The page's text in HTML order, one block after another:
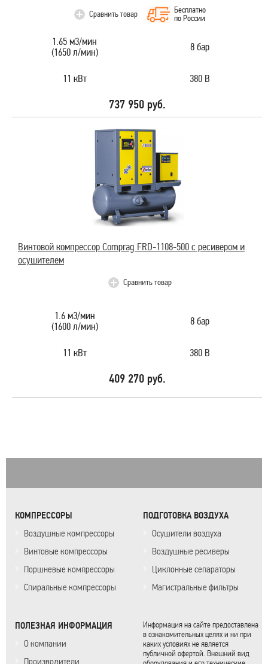
Сравнить товар
Бесплатно
по России
1.65 м3/мин
(1650 л/мин)
8 бар
11 кВт 380 В
737 950 руб.
Винтовой компрессор Comprag FRD-1108-500 с ресивером и
осушителем
Сравнить товар
1.6 м3/мин
(1600 л/мин)
8 бар
11 кВт 380 В
409 270 руб.
КОМПРЕССОРЫ
Воздушные компрессоры
Винтовые компрессоры
Поршневые компрессоры
Спиральные компрессоры
ПОДГОТОВКА ВОЗДУХА
Осушители воздуха
Воздушные ресиверы
Циклонные сепараторы
Магистральные фильтры
ПОЛЕЗНАЯ ИНФОРМАЦИЯ
О компании
Производители
Информация на сайте предоставлена
в ознакомительных целях и ни при
каких условиях не является
публичной офертой. Внешний вид